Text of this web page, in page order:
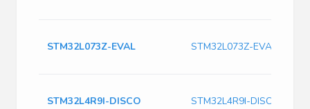
STM32L073Z-EVAL STM32L073Z-EVAL
STM32L4R9I-DISCO STM32L4R9I-DISCO